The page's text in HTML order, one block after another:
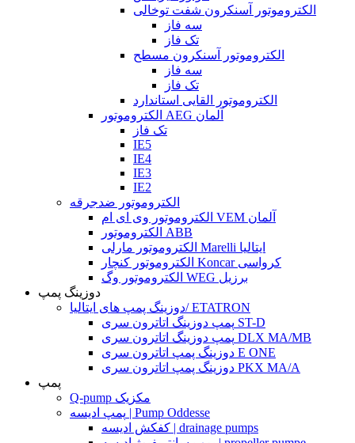
الکتروموتور آسنکرون شفت توخالی
سه فاز
تک فاز
الکتروموتور آسنکرون مسطح
سه فاز
تک فاز
الکتروموتور القایی استاندارد
الکتروموتور AEG آلمان
تک فاز
IE5
IE4
IE3
IE2
الکتروموتور ضدجرقه
الکتروموتور وی ای ام VEM آلمان
الکتروموتور ABB
الکتروموتور مارلی Marelli ایتالیا
الکتروموتور کنچار Koncar کرواسی
الکتروموتور وگ WEG برزیل
دوزینگ پمپ
دوزینگ پمپ های ایتالیا/ ETATRON
پمپ دوزینگ اتاترون سری ST-D
پمپ دوزینگ اتاترون سری DLX MA/MB
دوزینگ پمپ اتاترون سری E ONE
دوزینگ پمپ اتاترون سری PKX MA/A
پمپ
Q-pump مکزیک
پمپ ادیسه | Pump Oddesse
کفکش ادیسه | drainage pumps